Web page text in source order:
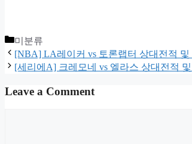
Categories
미분류
[NBA] LA레이커 vs 토론랩터 상대전적
[세리에A] 크레모네 vs 엘라스 상대전적
Leave a Comment